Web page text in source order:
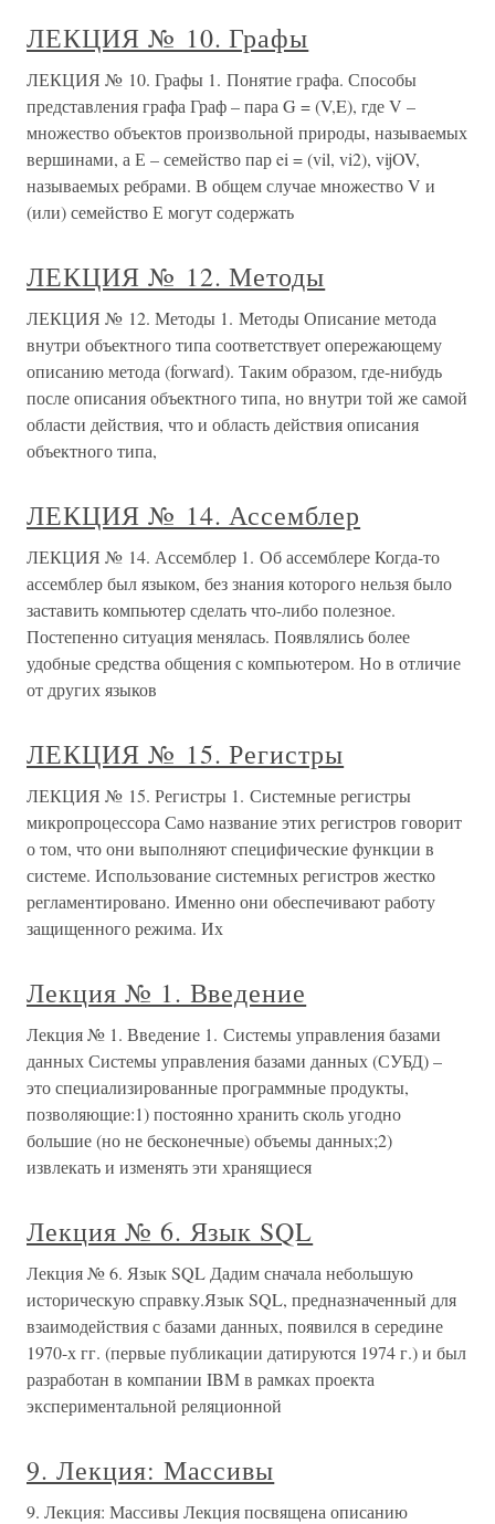
ЛЕКЦИЯ № 10. Графы
ЛЕКЦИЯ № 10. Графы 1. Понятие графа. Способы
представления графа Граф – пара G = (V,E), где V –
множество объектов произвольной природы, называемых
вершинами, а Е – семейство пар ei = (vil, vi2), vijOV,
называемых ребрами. В общем случае множество V и
(или) семейство Е могут содержать
ЛЕКЦИЯ № 12. Методы
ЛЕКЦИЯ № 12. Методы 1. Методы Описание метода
внутри объектного типа соответствует опережающему
описанию метода (forward). Таким образом, где-нибудь
после описания объектного типа, но внутри той же самой
области действия, что и область действия описания
объектного типа,
ЛЕКЦИЯ № 14. Ассемблер
ЛЕКЦИЯ № 14. Ассемблер 1. Об ассемблере Когда-то
ассемблер был языком, без знания которого нельзя было
заставить компьютер сделать что-либо полезное.
Постепенно ситуация менялась. Появлялись более
удобные средства общения с компьютером. Но в отличие
от других языков
ЛЕКЦИЯ № 15. Регистры
ЛЕКЦИЯ № 15. Регистры 1. Системные регистры
микропроцессора Само название этих регистров говорит
о том, что они выполняют специфические функции в
системе. Использование системных регистров жестко
регламентировано. Именно они обеспечивают работу
защищенного режима. Их
Лекция № 1. Введение
Лекция № 1. Введение 1. Системы управления базами
данных Системы управления базами данных (СУБД) –
это специализированные программные продукты,
позволяющие:1) постоянно хранить сколь угодно
большие (но не бесконечные) объемы данных;2)
извлекать и изменять эти хранящиеся
Лекция № 6. Язык SQL
Лекция № 6. Язык SQL Дадим сначала небольшую
историческую справку.Язык SQL, предназначенный для
взаимодействия с базами данных, появился в середине
1970-х гг. (первые публикации датируются 1974 г.) и был
разработан в компании IBM в рамках проекта
экспериментальной реляционной
9. Лекция: Массивы
9. Лекция: Массивы Лекция посвящена описанию